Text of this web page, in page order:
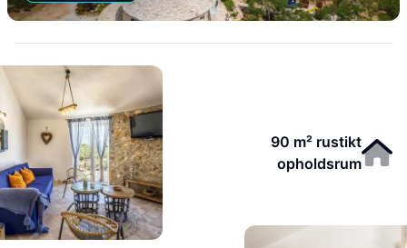
90 m² rustikt
opholdsrum